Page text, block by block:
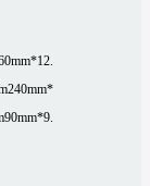
240mm*
90mm*9.